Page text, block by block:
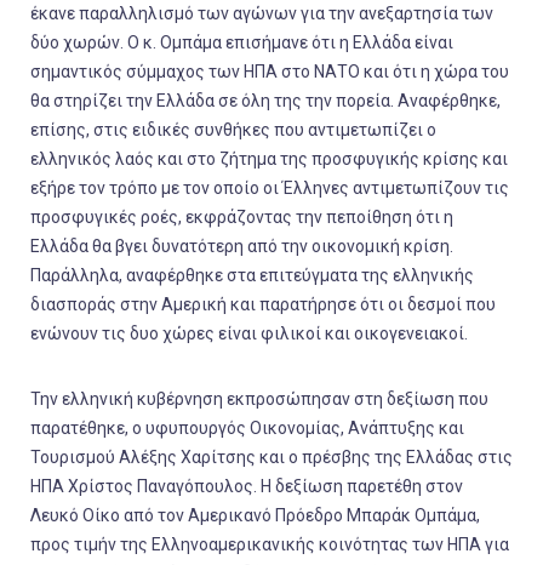
έκανε παραλληλισμό των αγώνων για την ανεξαρτησία των
δύο χωρών. Ο κ. Ομπάμα επισήμανε ότι η Ελλάδα είναι
σημαντικός σύμμαχος των ΗΠΑ στο ΝΑΤΟ και ότι η χώρα του
θα στηρίζει την Ελλάδα σε όλη της την πορεία. Αναφέρθηκε,
επίσης, στις ειδικές συνθήκες που αντιμετωπίζει ο
ελληνικός λαός και στο ζήτημα της προσφυγικής κρίσης και
εξήρε τον τρόπο με τον οποίο οι Έλληνες αντιμετωπίζουν τις
προσφυγικές ροές, εκφράζοντας την πεποίθηση ότι η
Ελλάδα θα βγει δυνατότερη από την οικονομική κρίση.
Παράλληλα, αναφέρθηκε στα επιτεύγματα της ελληνικής
διασποράς στην Αμερική και παρατήρησε ότι οι δεσμοί που
ενώνουν τις δυο χώρες είναι φιλικοί και οικογενειακοί.
Την ελληνική κυβέρνηση εκπροσώπησαν στη δεξίωση που
παρατέθηκε, ο υφυπουργός Οικονομίας, Ανάπτυξης και
Τουρισμού Αλέξης Χαρίτσης και ο πρέσβης της Ελλάδας στις
ΗΠΑ Χρίστος Παναγόπουλος. Η δεξίωση παρετέθη στον
Λευκό Οίκο από τον Αμερικανό Πρόεδρο Μπαράκ Ομπάμα,
προς τιμήν της Ελληνοαμερικανικής κοινότητας των ΗΠΑ για